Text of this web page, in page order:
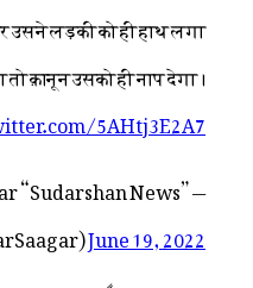
लड़की को ही हाथ लगा
तो क़ानून उसको ही नाप देगा।
5AHtj3E2A7
“Sudarshan News”
June 19, 2022